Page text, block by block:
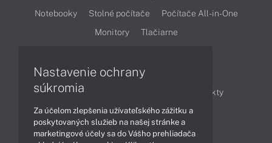
Notebooky Stolné počítače
Počítače All-in-One
Monitory
Tlačiarne
Články
Obchodné informácie
Produkty
Technológie
Videá
Nastavenie ochrany
súkromia
Za účelom zlepšenia užívateľského zážitku a
poskytovaných služieb na našej stránke a
marketingové účely sa do Vášho prehliadača